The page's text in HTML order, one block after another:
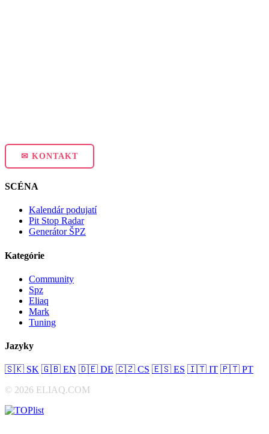
✉ KONTAKT
SCÉNA
Kalendár podujatí
Pit Stop Radar
Generátor ŠPZ
Kategórie
Community
Spz
Eliaq
Mark
Tuning
Jazyky
🇸🇰 SK 🇬🇧 EN 🇩🇪 DE 🇨🇿 CS 🇪🇸 ES 🇮🇹 IT 🇵🇹 PT
© 2026 ELIAQ.COM